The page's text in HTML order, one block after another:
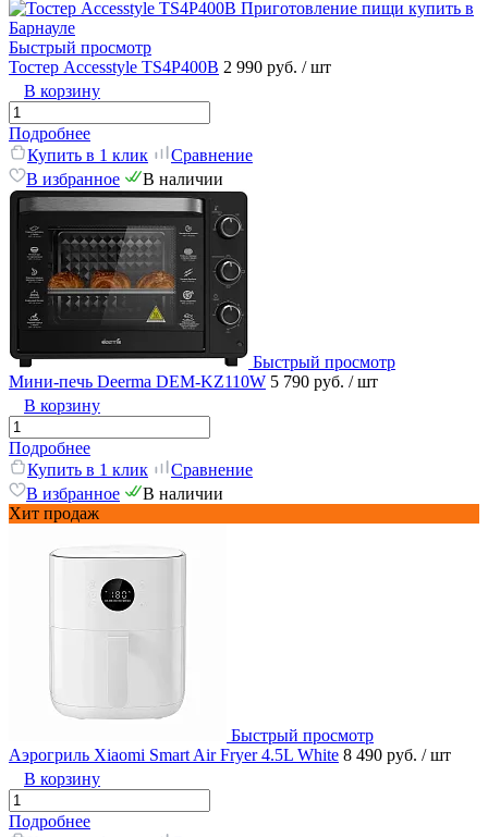
Быстрый просмотр
Тостер Accesstyle TS4P400B 2 990 руб. / шт
В корзину
Подробнее
Купить в 1 клик
Сравнение
В избранное
В наличии
Быстрый просмотр
Мини-печь Deerma DEM-KZ110W 5 790 руб. / шт
В корзину
Подробнее
Купить в 1 клик
Сравнение
В избранное
В наличии
Хит продаж
Быстрый просмотр
Аэрогриль Xiaomi Smart Air Fryer 4.5L White 8 490 руб. / шт
В корзину
Подробнее